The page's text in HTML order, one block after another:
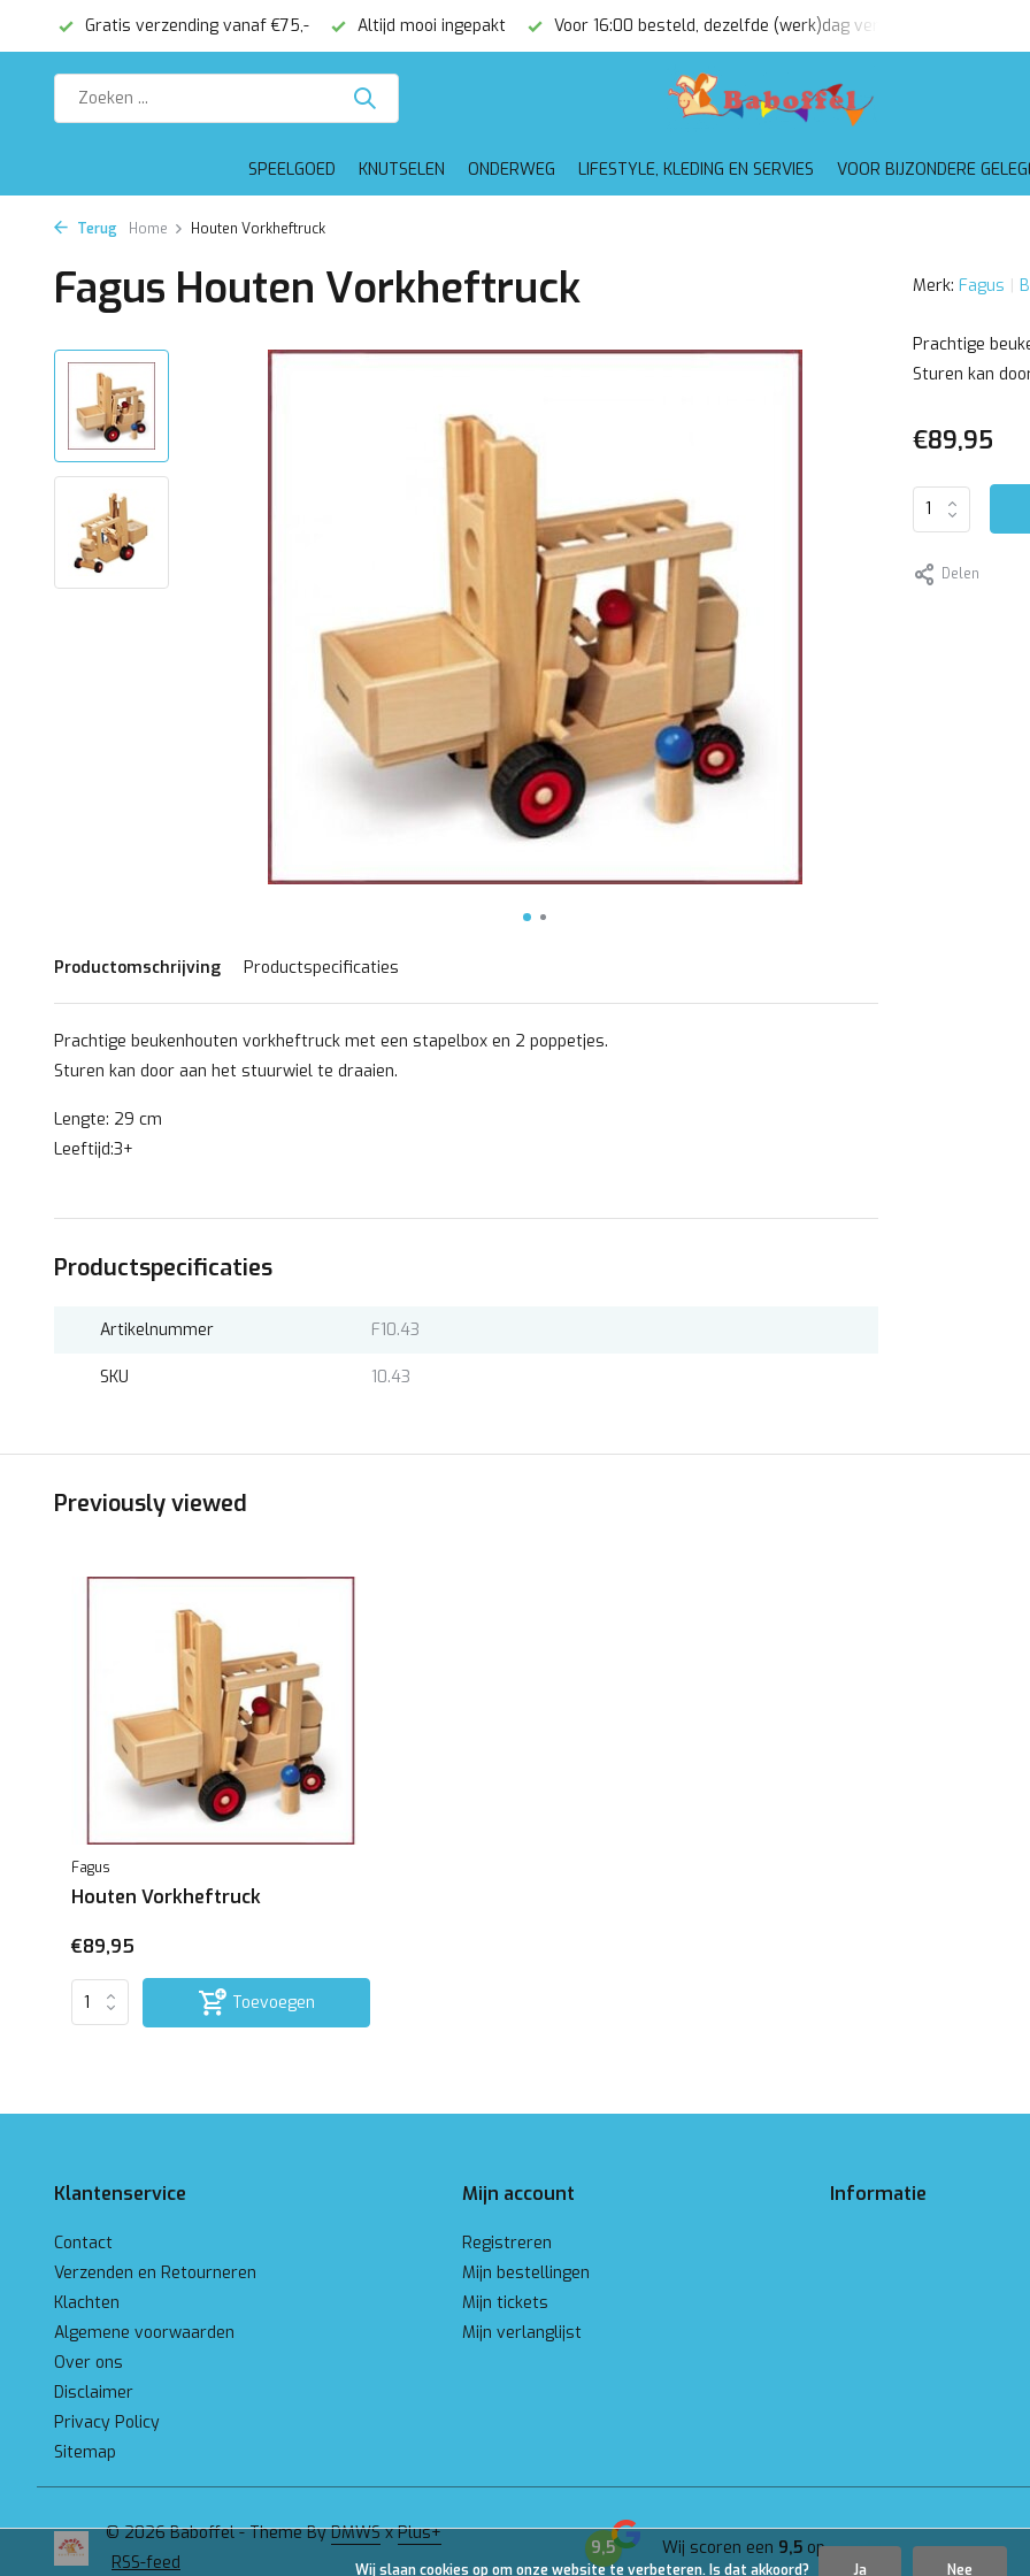
Gratis verzending vanaf €75,- Altijd mooi ingepakt Voor 16:00 besteld, dezelfde (werk)dag verzonden
SPEELGOED KNUTSELEN ONDERWEG LIFESTYLE, KLEDING EN SERVIES VOOR BIJZONDERE
Terug Home Houten Vorkheftruck
Fagus Houten Vorkheftruck
Productomschrijving Productspecificaties
Prachtige beukenhouten vorkheftruck met een stapelbox en 2 poppetjes.
Sturen kan door aan het stuurwiel te draaien.
Lengte: 29 cm
Leeftijd:3+
Productspecificaties
Artikelnummer F10.43
SKU 10.43
Merk: Fagus
Prachtige
Sturen kan
€89,95
Delen
Previously viewed
Fagus
Houten Vorkheftruck
€89,95
Toevoegen
Klantenservice
Contact
Verzenden en Retourneren
Klachten
Algemene voorwaarden
Over ons
Disclaimer
Privacy Policy
Sitemap
Mijn account
Registreren
Mijn bestellingen
Mijn tickets
Mijn verlanglijst
Informatie
© 2026 Baboffel - Theme ByDMWSxPlus+
RSS-feed
9,5 Wij scoren een 9,5opGoogle
Wij slaan cookies op om onze website te verbeteren. Is dat akkoord? Ja Nee